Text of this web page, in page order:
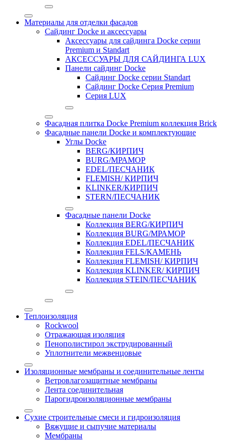
Материалы для отделки фасадов
Сайдинг Docke и аксессуары
Аксессуары для сайдинга Docke серии
Premium и Standart
АКСЕССУАРЫ ДЛЯ САЙДИНГА LUX
Панели сайдинг Docke
Cайдинг Docke серии Standart
Сайдинг Docke Серия Premium
Серия LUX
Фасадная плитка Docke Premium коллекция Brick
Фасадные панели Docke и комплектующие
Углы Docke
BERG/КИРПИЧ
BURG/МРАМОР
EDEL/ПЕСЧАНИК
FLEMISH/ КИРПИЧ
KLINKER/КИРПИЧ
STERN/ПЕСЧАНИК
Фасадные панели Docke
Коллекция BERG/КИРПИЧ
Коллекция BURG/МРАМОР
Коллекция EDEL/ПЕСЧАНИК
Коллекция FELS/КАМЕНЬ
Коллекция FLEMISH/ КИРПИЧ
Коллекция KLINKER/ КИРПИЧ
Коллекция STEIN/ПЕСЧАНИК
Теплоизоляция
Rockwool
Отражающая изоляция
Пенополистирол экструдированный
Уплотнители межвенцовые
Изоляционные мембраны и соединительные ленты
Ветровлагозащитные мембраны
Лента соединительная
Парогидроизоляционные мембраны
Сухие строительные смеси и гидроизоляция
Вяжущие и сыпучие материалы
Мембраны